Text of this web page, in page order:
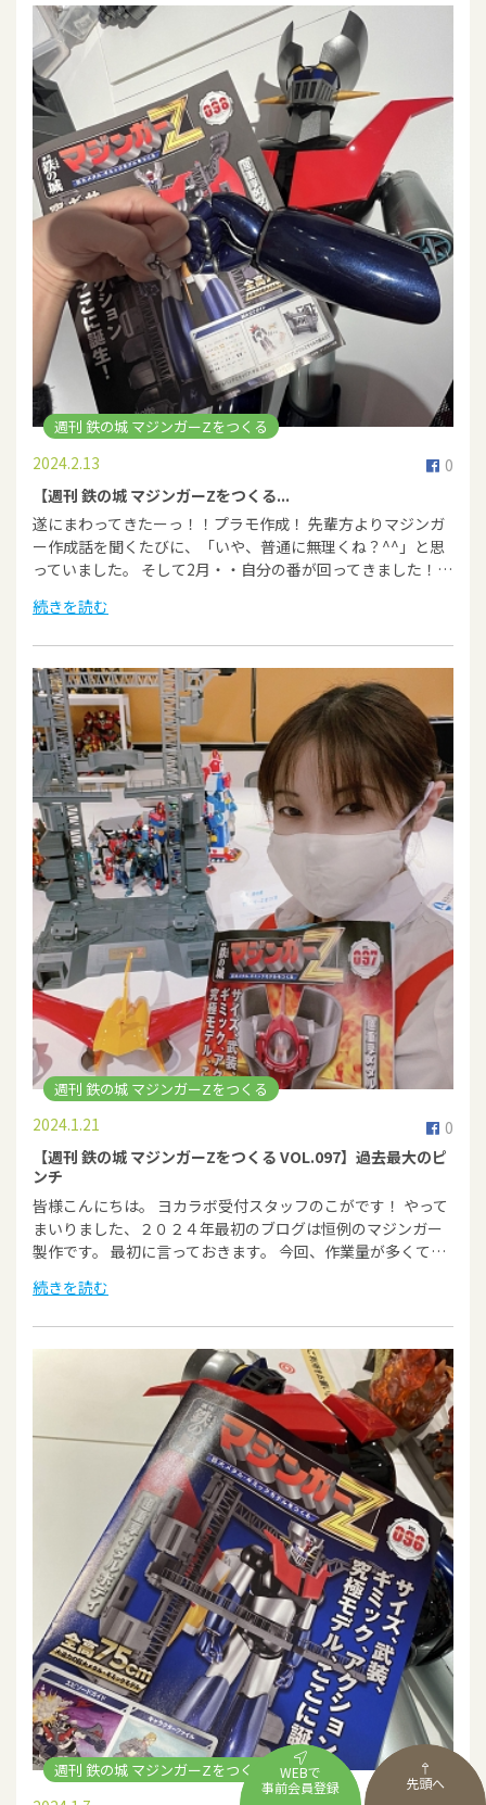
週刊 鉄の城 マジンガーZをつくる
0
2024.2.13
【週刊 鉄の城 マジンガーZをつくる...
遂にまわってきたーっ！！プラモ作成！ 先輩方よりマジンガ
ー作成話を聞くたびに、「いや、普通に無理くね？^^」と思
っていました。 そして2月・・自分の番が回ってきました！…
続きを読む
週刊 鉄の城 マジンガーZをつくる
0
2024.1.21
【週刊 鉄の城 マジンガーZをつくる VOL.097】過去最大のピ
ンチ
皆様こんにちは。 ヨカラボ受付スタッフのこがです！ やって
まいりました、２０２４年最初のブログは恒例のマジンガー
製作です。 最初に言っておきます。 今回、作業量が多くて…
続きを読む
週刊 鉄の城 マジンガーZをつくる
WEBで
事前会員登録
先頭へ